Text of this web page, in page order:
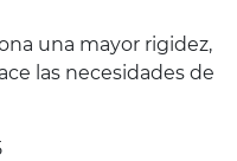
una mayor rigidez,
las necesidades de